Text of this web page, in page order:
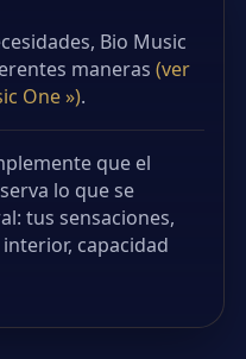
Bio Music
maneras (ver
One »).
que el
lo que se
tus sensaciones,
capacidad